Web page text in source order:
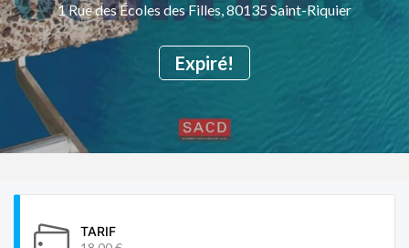
Expiré!
1 Rue des Écoles des Filles, 80135 Saint-Riquier
TARIF